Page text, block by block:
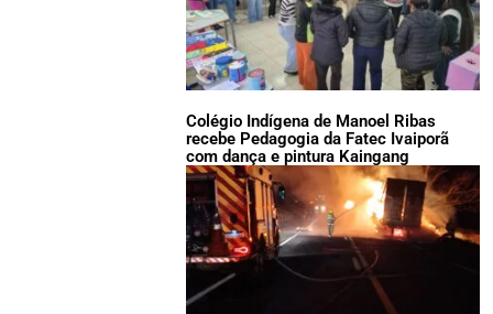
Colégio Indígena de Manoel Ribas
recebe Pedagogia da Fatec Ivaiporã
com dança e pintura Kaingang